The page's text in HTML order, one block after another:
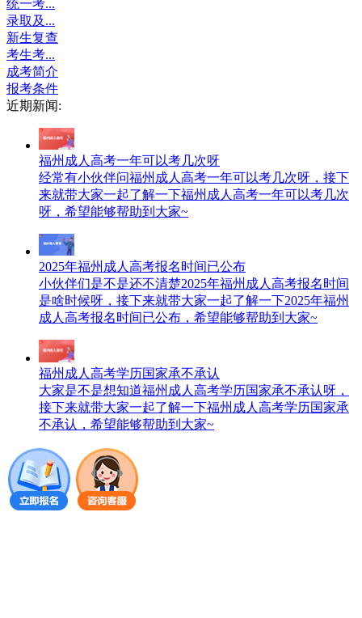
统一考...
录取及...
新生复查
考生考...
成考简介
报考条件
近期新闻:
福州成人高考一年可以考几次呀
经常有小伙伴问福州成人高考一年可以考几次呀，接下
来就带大家一起了解一下福州成人高考一年可以考几次
呀，希望能够帮助到大家~
2025年福州成人高考报名时间已公布
小伙伴们是不是还不清楚2025年福州成人高考报名时间
是啥时候呀，接下来就带大家一起了解一下2025年福州
成人高考报名时间已公布，希望能够帮助到大家~
福州成人高考学历国家承不承认
大家是不是想知道福州成人高考学历国家承不承认呀，
接下来就带大家一起了解一下福州成人高考学历国家承
不承认，希望能够帮助到大家~